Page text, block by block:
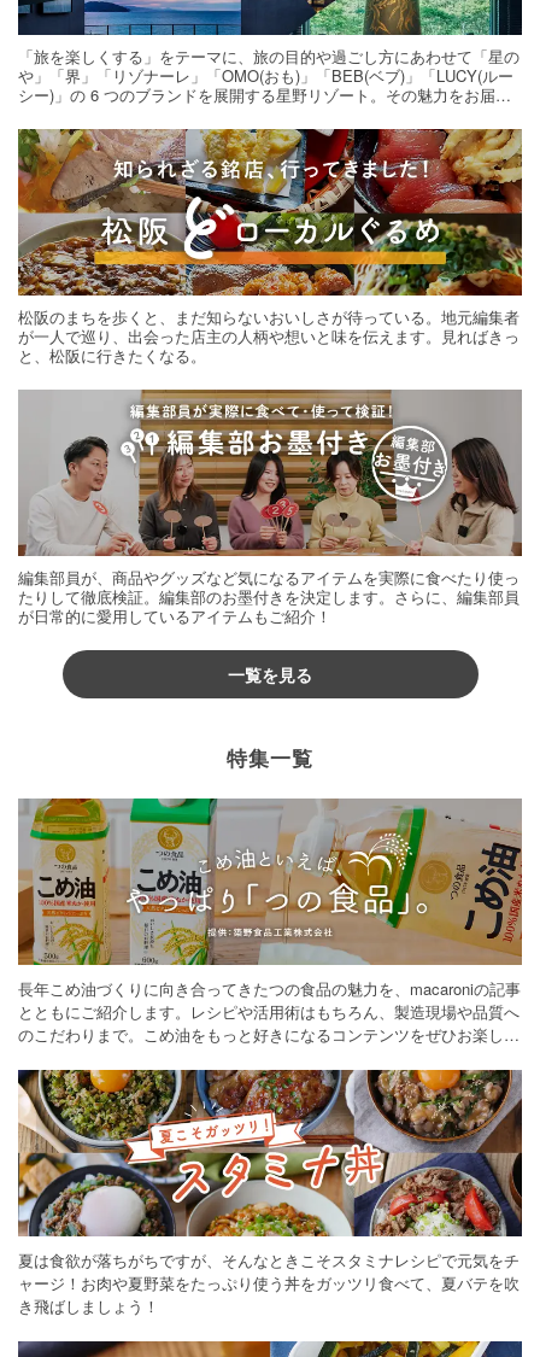
「旅を楽しくする」をテーマに、旅の目的や過ごし方にあわせて「星の
や」「界」「リゾナーレ」「OMO(おも)」「BEB(ベブ)」「LUCY(ルー
シー)」の 6 つのブランドを展開する星野リゾート。その魅力をお届け
松阪のまちを歩くと、まだ知らないおいしさが待っている。地元編集者
が一人で巡り、出会った店主の人柄や想いと味を伝えます。見ればきっ
と、松阪に行きたくなる。
編集部員が、商品やグッズなど気になるアイテムを実際に食べたり使っ
たりして徹底検証。編集部のお墨付きを決定します。さらに、編集部員
が日常的に愛用しているアイテムもご紹介！
一覧を見る
特集一覧
長年こめ油づくりに向き合ってきたつの食品の魅力を、macaroniの記事
とともにご紹介します。レシピや活用術はもちろん、製造現場や品質へ
のこだわりまで。こめ油をもっと好きになるコンテンツをぜひお楽しみ
夏は食欲が落ちがちですが、そんなときこそスタミナレシピで元気をチ
ャージ！お肉や夏野菜をたっぷり使う丼をガッツリ食べて、夏バテを吹
き飛ばしましょう！